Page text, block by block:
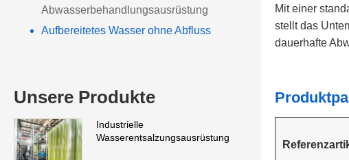
Abwasserbehandlungsausrüstung
Aufbereitetes Wasser ohne Abfluss
Unsere Produkte
Industrielle
Wasserentsalzungsausrüstung
Mit einer
stellt das
dauerhafte